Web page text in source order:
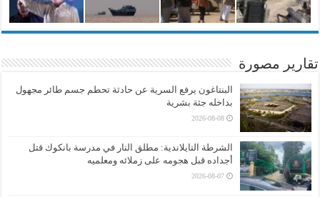
تقارير مصورة
البنتاغون يرفع السرية عن حادثة تحطم جسم طائر مجهول
بداخله جثة بشرية
2026-08-08
الشرطة التايلاندية: مطلق النار في مدرسة بانكوك قتل
أجداده قبل هجومه على زملائه ومعلميه
2026-08-07